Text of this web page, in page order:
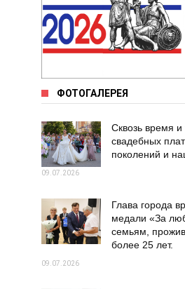
ФОТОГАЛЕРЕЯ
Сквозь время и
свадебных
поколений и
09.07.2026
Глава города
медали «За
семьям,
более 25 лет.
09.07.2026